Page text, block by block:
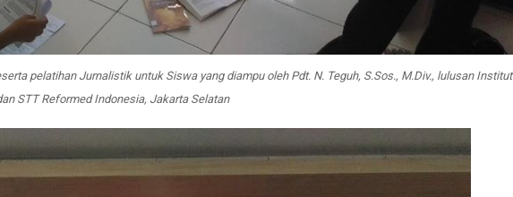
pelatihan Jurnalistik untuk Siswa yang diampu oleh Pdt. N. Teguh, S.Sos., M.Div., lulusan Institut
STT Reformed Indonesia, Jakarta Selatan